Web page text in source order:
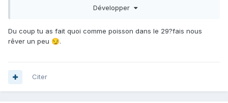
l'impression que même les bars de 30 cm, ce sont déjà pris
Développer
Du coup tu as fait quoi comme poisson dans le 29?fais nous
rêver un peu 😏.
Citer